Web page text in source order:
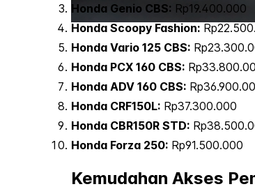
Honda Genio CBS: Rp19.400.000
Honda Scoopy Fashion:
Honda Vario 125 CBS:
Honda PCX 160 CBS:
Honda ADV 160 CBS:
Honda CRF150L: Rp37.300.000
Honda CBR150R STD:
Honda Forza 250: Rp91.500.000
Kemudahan Akses